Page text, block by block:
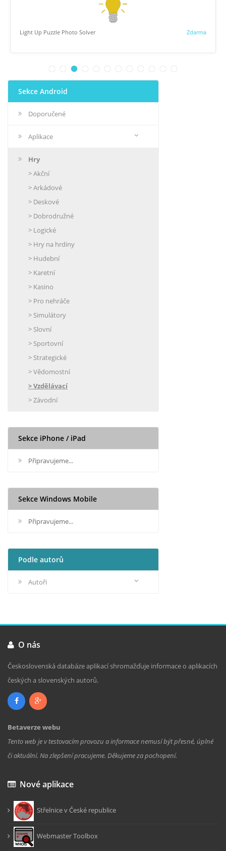
Zdarma Akari Puzzle - LightUp
Sekce Android
Doporučené
Aplikace
Hry
> Akční
> Arkádové
> Deskové
> Dobrodružné
> Logické
> Hry na hrdiny
> Hudební
> Karetní
> Kasino
> Pro nehráče
> Simulátory
> Slovní
> Sportovní
> Strategické
> Vědomostní
> Vzdělávací
> Závodní
Sekce iPhone / iPad
Připravujeme...
Sekce Windows Mobile
Připravujeme...
Podle autorů
Autoři
O nás
Československá databáze aplikací shromažďuje informace o aplikacích
českých a slovenských autorů.
Betaverze webu
Tento web je v testovacím provozu a informace nemusí být přesné, úplné
či aktuální. Na zlepšení pracujeme. Děkujeme za pochopení.
Nové aplikace
Střelnice v České republice
Webmaster Toolbox